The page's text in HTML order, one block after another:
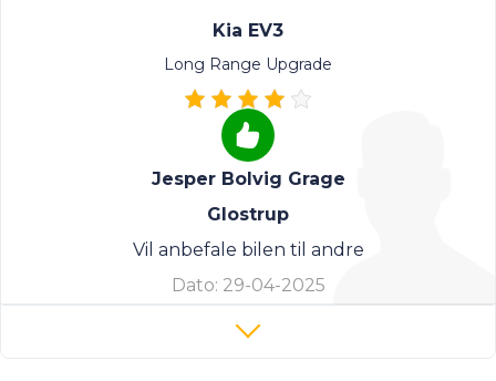
Kia EV3
Long Range Upgrade
Jesper Bolvig Grage
Glostrup
Vil anbefale bilen til andre
Dato: 29-04-2025